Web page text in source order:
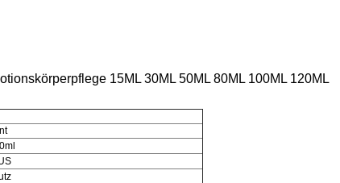
15ML 30ML 50ML 80ML 100ML 120ML